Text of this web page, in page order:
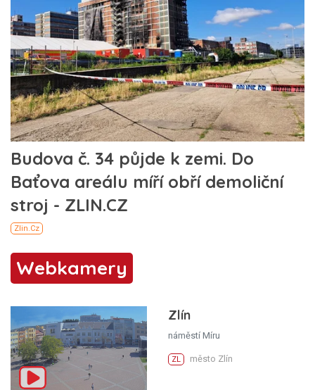
Webkamery
Zlín
náměstí Míru
ZL město Zlín